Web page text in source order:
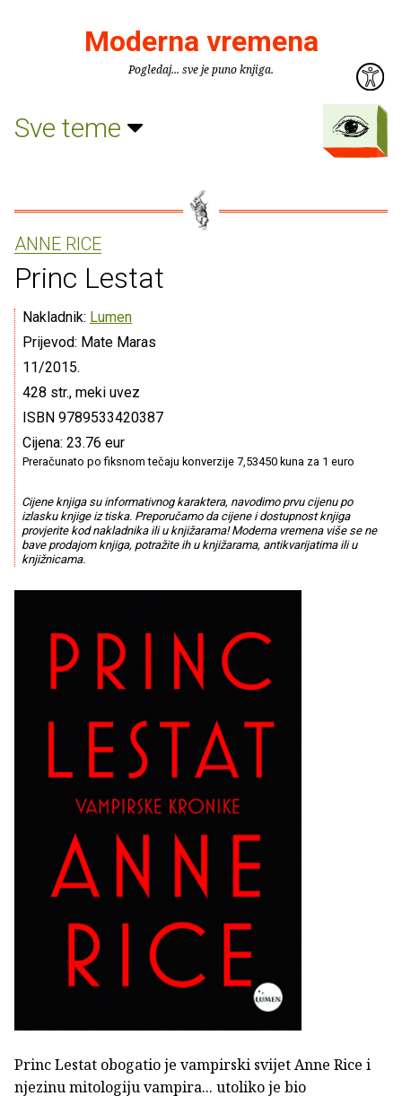
Moderna vremena
Pogledaj... sve je puno knjiga.
Sve teme
ANNE RICE
Princ Lestat
Nakladnik: Lumen
Prijevod: Mate Maras
11/2015.
428 str., meki uvez
ISBN 9789533420387
Cijena: 23.76 eur
Preračunato po fiksnom tečaju konverzije 7,53450 kuna za 1 euro
Cijene knjiga su informativnog karaktera, navodimo prvu cijenu po
izlasku knjige iz tiska. Preporučamo da cijene i dostupnost knjiga
provjerite kod nakladnika ili u knjižarama! Moderna vremena više se ne
bave prodajom knjiga, potražite ih u knjižarama, antikvarijatima ili u
knjižnicama.
Princ Lestat obogatio je vampirski svijet Anne Rice i
njezinu mitologiju vampira... utoliko je bio